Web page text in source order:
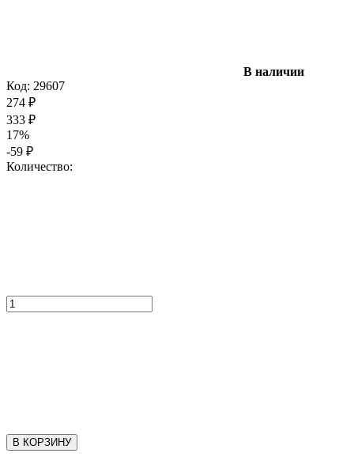
В наличии
Код: 29607
274 ₽
333 ₽
17%
-59 ₽
Количество:
В КОРЗИНУ